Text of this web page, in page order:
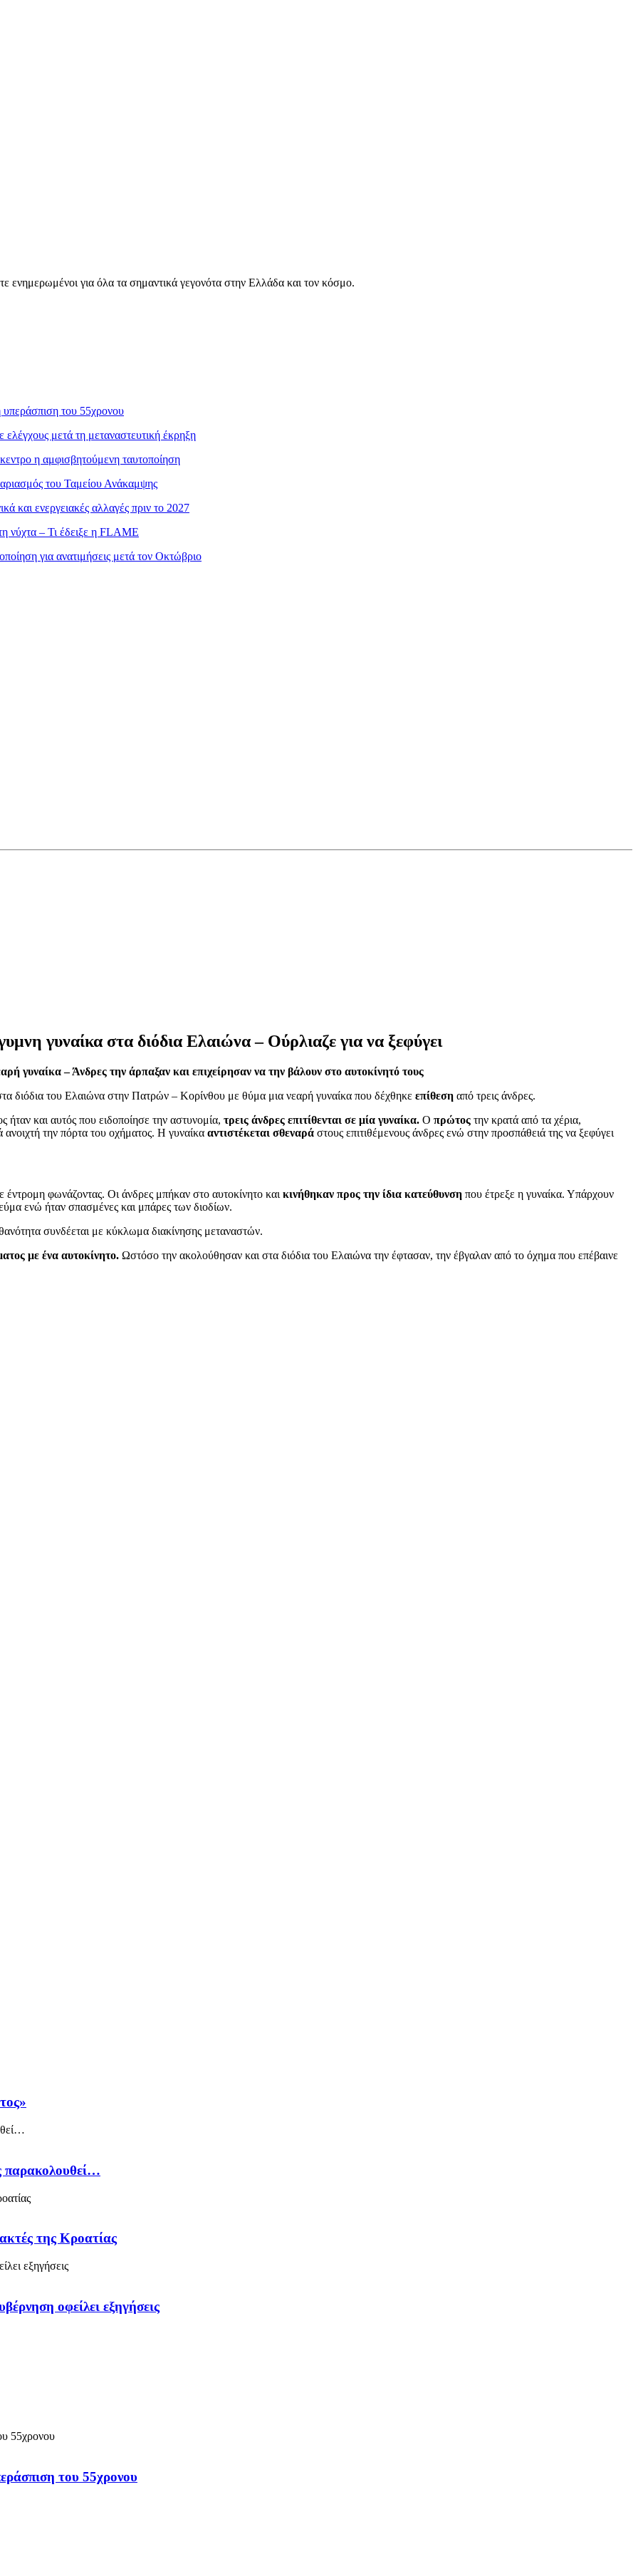
ενημερωμένοι για όλα τα σημαντικά γεγονότα στην Ελλάδα και τον κόσμο.
υπεράσπιση του 55χρονου
μετά τη μεταναστευτική έκρηξη
η αμφισβητούμενη ταυτοποίηση
του Ταμείου Ανάκαμψης
και ενεργειακές αλλαγές πριν το 2027
νύχτα – Τι έδειξε η FLAME
για ανατιμήσεις μετά τον Οκτώβριο
γυναίκα στα διόδια Ελαιώνα – Ούρλιαζε για να ξεφύγει
γυναίκα – Άνδρες την άρπαξαν και επιχείρησαν να την βάλουν στο αυτοκίνητό τους
διόδια του Ελαιώνα στην Πατρών – Κορίνθου με θύμα μια νεαρή γυναίκα που δέχθηκε επίθεση από τρεις άνδρες.
ήταν και αυτός που ειδοποίησε την αστυνομία, τρεις άνδρες επιτίθενται σε μία γυναίκα. Ο πρώτος την κρατά από τα χέρια,
ανοιχτή την πόρτα του οχήματος. Η γυναίκα αντιστέκεται σθεναρά στους επιτιθέμενους άνδρες ενώ στην προσπάθειά της να ξεφύγει
φωνάζοντας. Οι άνδρες μπήκαν στο αυτοκίνητο και κινήθηκαν προς την ίδια κατεύθυνση που έτρεξε η γυναίκα. Υπάρχουν
ενώ ήταν σπασμένες και μπάρες των διοδίων.
συνδέεται με κύκλωμα διακίνησης μεταναστών.
με ένα αυτοκίνητο. Ωστόσο την ακολούθησαν και στα διόδια του Ελαιώνα την έφτασαν, την έβγαλαν από το όχημα που επέβαινε
παρακολουθεί…
της Κροατίας
οφείλει εξηγήσεις
του 55χρονου